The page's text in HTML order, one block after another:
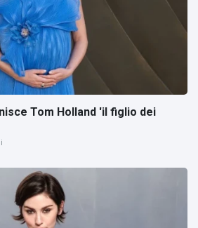
Tom Holland 'il figlio dei